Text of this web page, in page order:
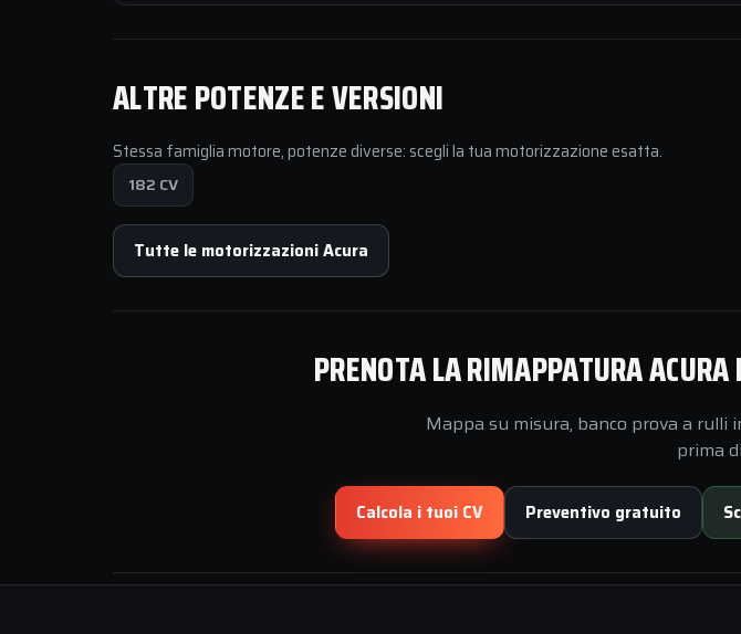
ALTRE POTENZE E VERSIONI
Stessa famiglia motore, potenze diverse: scegli la tua motorizzazione esatta.
182 CV
Tutte le motorizzazioni Acura
PRENOTA LA RIMAPPATURA
Mappa su misura, banco prova a rulli
prima
Calcola i tuoi CV Preventivo gratuito